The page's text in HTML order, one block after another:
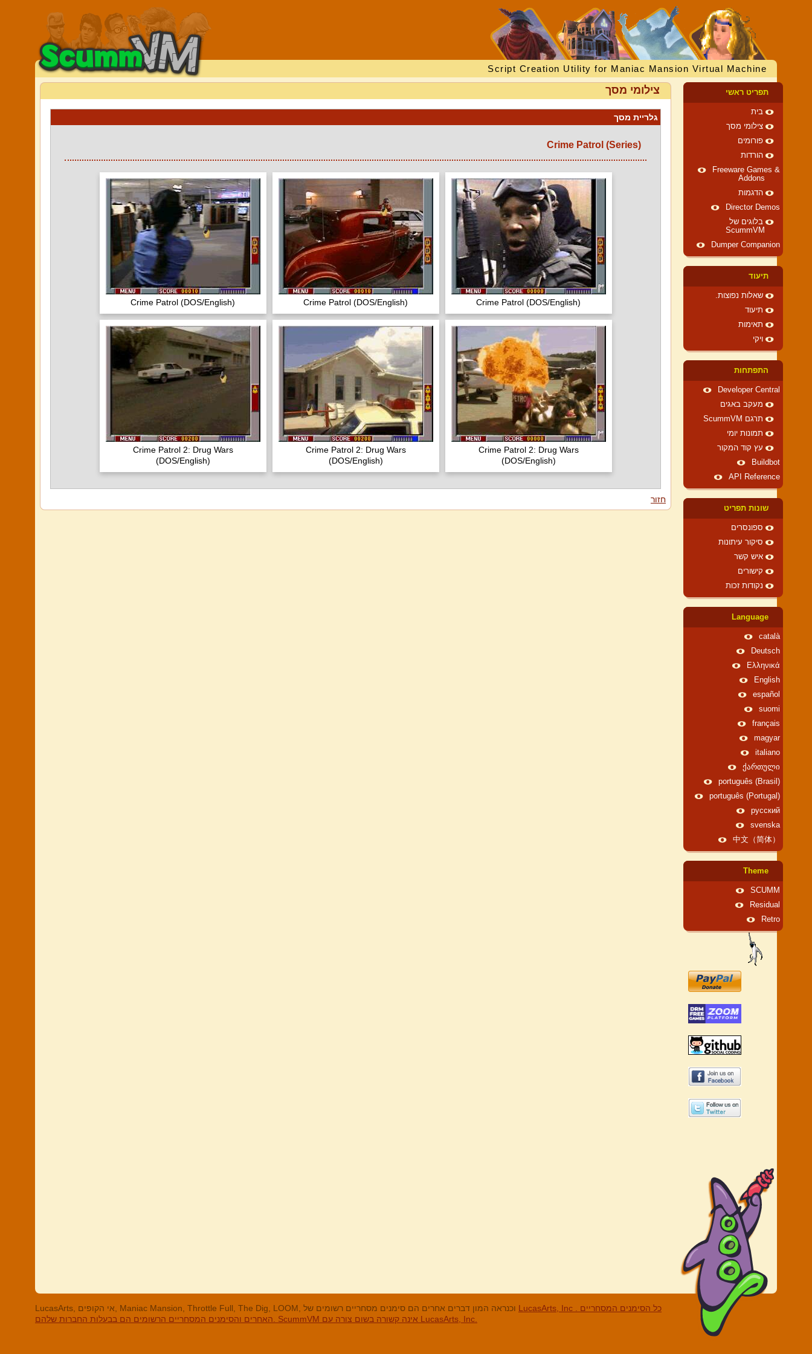
Script Creation Utility for Maniac Mansion Virtual Machine
צילומי מסך
גלריית מסך
Crime Patrol (DOS/English)
Crime Patrol (DOS/English)
Crime Patrol (DOS/English)
Crime Patrol 2: Drug Wars
(DOS/English)
Crime Patrol 2: Drug Wars
(DOS/English)
Crime Patrol 2: Drug Wars
(DOS/English)
חזור
תפריט ראשי
בית
צילומי מסך
פורומים
הורדות
Freeware Games &
Addons
הדגמות
Director Demos
בלוגים של
ScummVM
Dumper Companion
תיעוד
שאלות נפוצות.
תיעוד
תאימות
ויקי
התפתחות
Developer Central
מעקב באגים
תרגם ScummVM
תמונות יומי
עץ קוד המקור
Buildbot
API Reference
שונות תפריט
ספונסרים
סיקור עיתונות
איש קשר
קישורים
נקודות זכות
Language
català
Deutsch
Ελληνικά
English
español
suomi
français
magyar
italiano
ქართული
português (Brasil)
português (Portugal)
русский
svenska
中文（简体）
Theme
SCUMM
Residual
Retro
LucasArts, Inc . כל הסימנים המסחריים
האחרים והסימנים המסחריים הרשומים הם בבעלות החברות שלהם. ScummVM אינה קשורה בשום צורה עם LucasArts, Inc.